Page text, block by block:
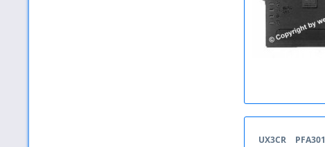
UX3CR PFA301